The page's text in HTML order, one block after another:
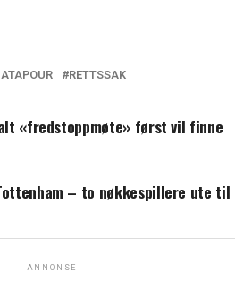
RETTSSAK
«fredstoppmøte» først vil finne
– to nøkkespillere ute til
ANNONSE